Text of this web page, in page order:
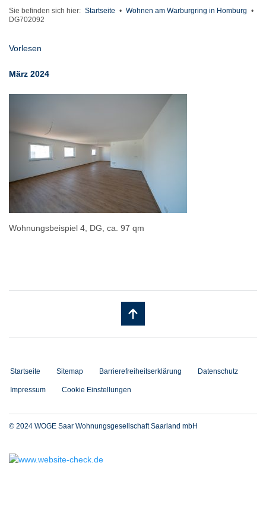
Sie befinden sich hier: Startseite • Wohnen am Warburgring in Homburg •
DG702092
Vorlesen
März 2024
Wohnungsbeispiel 4, DG, ca. 97 qm
Startseite Sitemap Barrierefreiheitserklärung Datenschutz
Impressum Cookie Einstellungen
© 2024 WOGE Saar Wohnungsgesellschaft Saarland mbH